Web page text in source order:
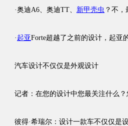
·奥迪A6、奥迪TT、 新甲壳虫 ？不，
· 起亚Forte超越了之前的设计，起亚
汽车设计不仅仅是外观设计
记者：在您的设计中您最关注什么？
彼得·希瑞尔：设计一款车不仅仅是